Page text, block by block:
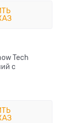
Tech
с